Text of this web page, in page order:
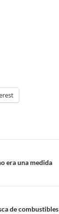
era una medida
de combustibles